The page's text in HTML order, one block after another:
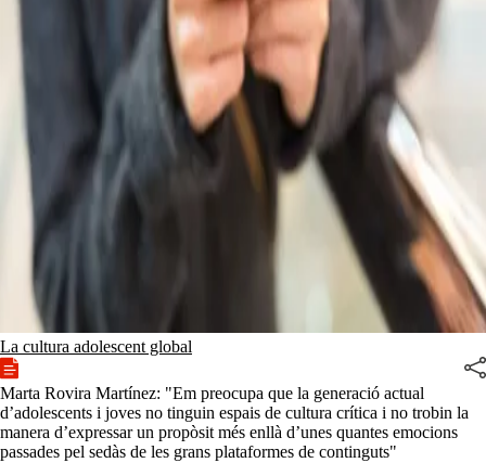
La cultura adolescent global
Marta Rovira Martínez: "Em preocupa que la generació actual
d’adolescents i joves no tinguin espais de cultura crítica i no trobin la
manera d’expressar un propòsit més enllà d’unes quantes emocions
passades pel sedàs de les grans plataformes de continguts"